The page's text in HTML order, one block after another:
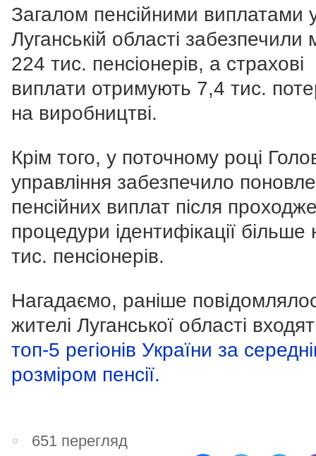
Загалом пенсійними виплатами
Луганській області
224 тис. пенсіонерів, а страхові
виплати отримують 7,4 тис.
на виробництві.
Крім того, у поточному році
управління забезпечило
пенсійних виплат після
процедури ідентифікації більше
тис. пенсіонерів.
Нагадаємо, раніше
жителі Луганської області
топ-5 регіонів України за
розміром пенсії.
651 перегляд